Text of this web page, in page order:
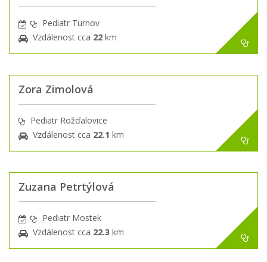
Pediatr Turnov
Vzdálenost cca 22 km
Zora Zimolová
Pediatr Rožďalovice
Vzdálenost cca 22.1 km
Zuzana Petrtýlová
Pediatr Mostek
Vzdálenost cca 22.3 km